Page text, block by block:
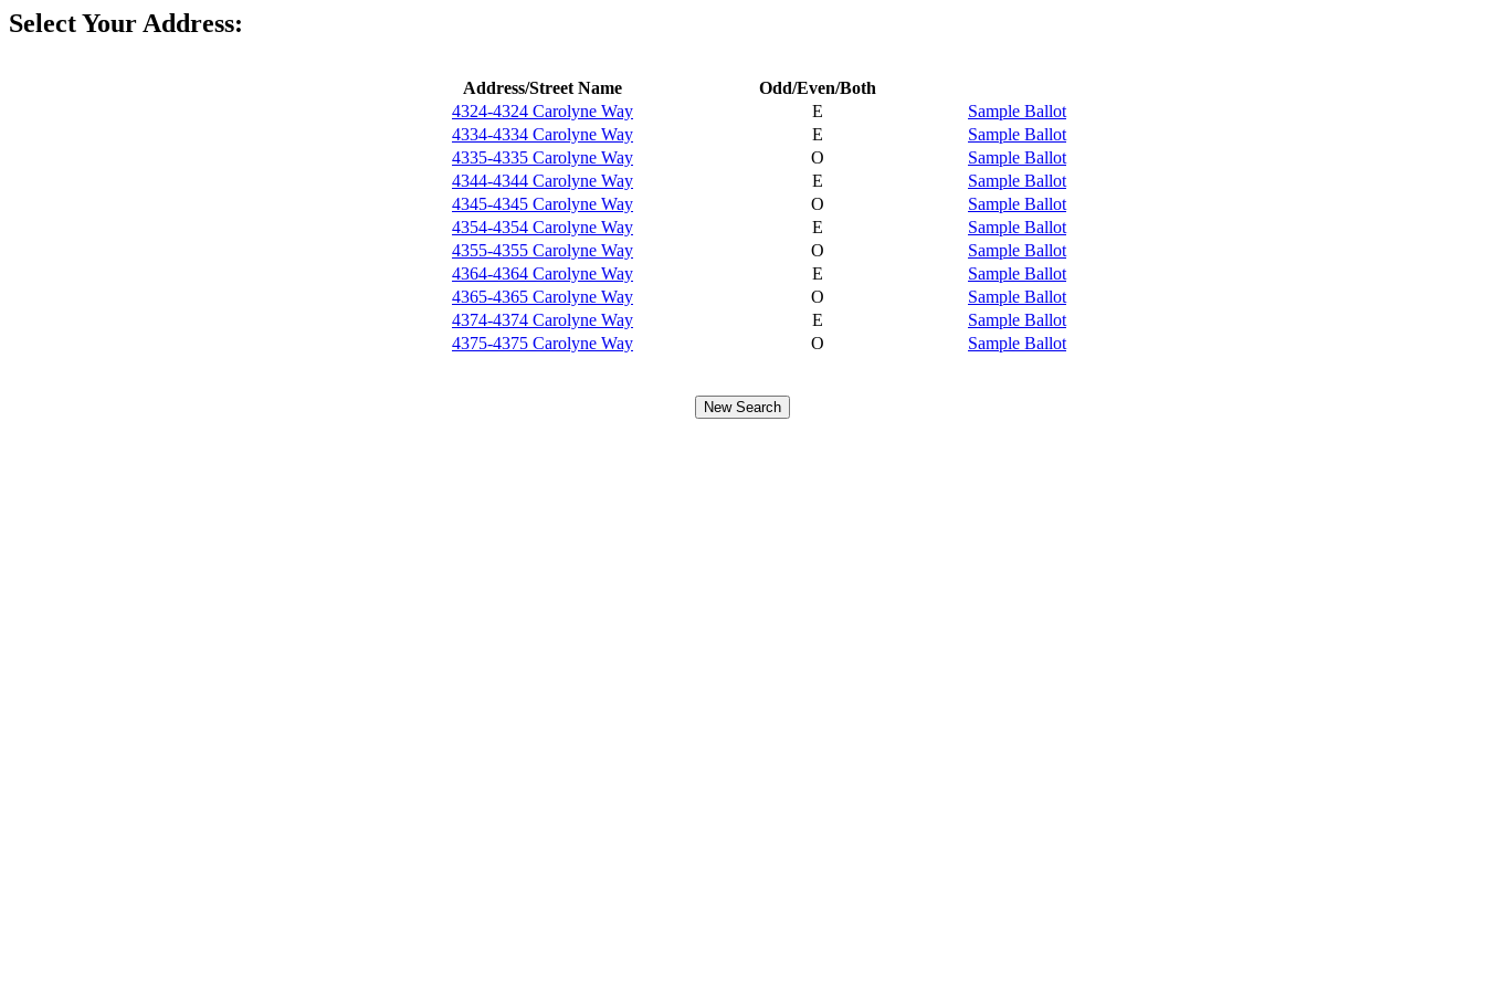
Select Your Address:
Address/Street Name
Odd/Even/Both
4324-4324 Carolyne Way
E
Sample Ballot
4334-4334 Carolyne Way
E
Sample Ballot
4335-4335 Carolyne Way
O
Sample Ballot
4344-4344 Carolyne Way
E
Sample Ballot
4345-4345 Carolyne Way
O
Sample Ballot
4354-4354 Carolyne Way
E
Sample Ballot
4355-4355 Carolyne Way
O
Sample Ballot
4364-4364 Carolyne Way
E
Sample Ballot
4365-4365 Carolyne Way
O
Sample Ballot
4374-4374 Carolyne Way
E
Sample Ballot
4375-4375 Carolyne Way
O Sample Ballot